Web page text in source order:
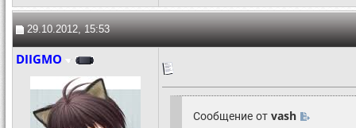
29.10.2012, 15:53
DIIGMO
Сообщение от vash